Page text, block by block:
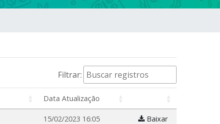
Filtrar:
Data Atualização
15/02/2023 16:05 Baixar